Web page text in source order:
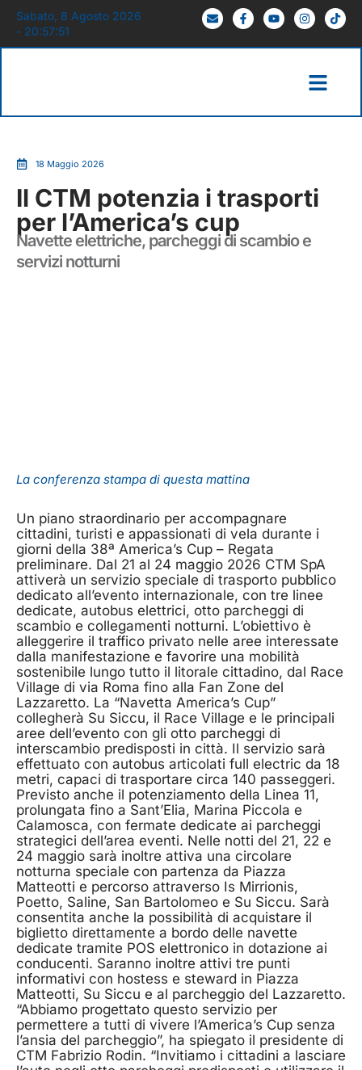
Sabato, 8 Agosto 2026
- 20:57:52
18 Maggio 2026
Il CTM potenzia i trasporti
per l’America’s cup
Navette elettriche, parcheggi di scambio e
servizi notturni
La conferenza stampa di questa mattina
Un piano straordinario per accompagnare
cittadini, turisti e appassionati di vela durante i
giorni della 38ª America’s Cup – Regata
preliminare. Dal 21 al 24 maggio 2026 CTM SpA
attiverà un servizio speciale di trasporto pubblico
dedicato all’evento internazionale, con tre linee
dedicate, autobus elettrici, otto parcheggi di
scambio e collegamenti notturni. L’obiettivo è
alleggerire il traffico privato nelle aree interessate
dalla manifestazione e favorire una mobilità
sostenibile lungo tutto il litorale cittadino, dal Race
Village di via Roma fino alla Fan Zone del
Lazzaretto. La “Navetta America’s Cup”
collegherà Su Siccu, il Race Village e le principali
aree dell’evento con gli otto parcheggi di
interscambio predisposti in città. Il servizio sarà
effettuato con autobus articolati full electric da 18
metri, capaci di trasportare circa 140 passeggeri.
Previsto anche il potenziamento della Linea 11,
prolungata fino a Sant’Elia, Marina Piccola e
Calamosca, con fermate dedicate ai parcheggi
strategici dell’area eventi. Nelle notti del 21, 22 e
24 maggio sarà inoltre attiva una circolare
notturna speciale con partenza da Piazza
Matteotti e percorso attraverso Is Mirrionis,
Poetto, Saline, San Bartolomeo e Su Siccu. Sarà
consentita anche la possibilità di acquistare il
biglietto direttamente a bordo delle navette
dedicate tramite POS elettronico in dotazione ai
conducenti. Saranno inoltre attivi tre punti
informativi con hostess e steward in Piazza
Matteotti, Su Siccu e al parcheggio del Lazzaretto.
“Abbiamo progettato questo servizio per
permettere a tutti di vivere l’America’s Cup senza
l’ansia del parcheggio”, ha spiegato il presidente di
CTM Fabrizio Rodin. “Invitiamo i cittadini a lasciare